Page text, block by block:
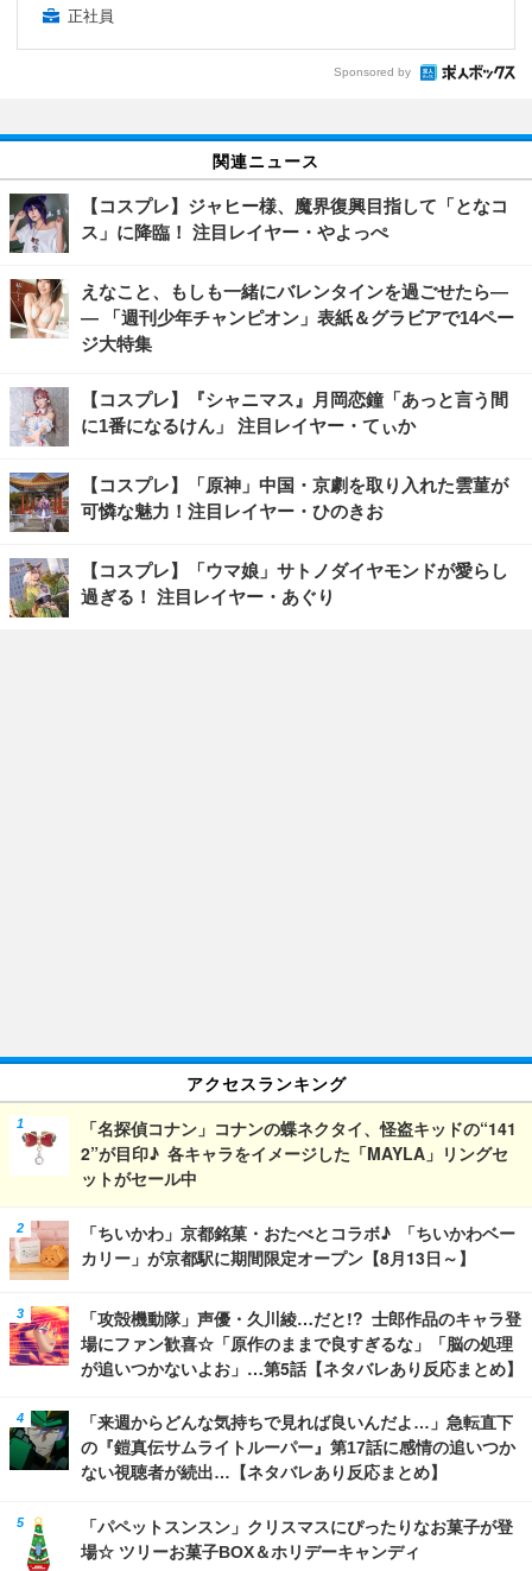
正社員
Sponsored by
関連ニュース
【コスプレ】ジャヒー様、魔界復興目指して「となコ
ス」に降臨！ 注目レイヤー・やよっぺ
えなこと、もしも一緒にバレンタインを過ごせたら―
― 「週刊少年チャンピオン」表紙＆グラビアで14ペー
ジ大特集
【コスプレ】『シャニマス』月岡恋鐘「あっと言う間
に1番になるけん」 注目レイヤー・てぃか
【コスプレ】「原神」中国・京劇を取り入れた雲菫が
可憐な魅力！注目レイヤー・ひのきお
【コスプレ】「ウマ娘」サトノダイヤモンドが愛らし
過ぎる！ 注目レイヤー・あぐり
アクセスランキング
「名探偵コナン」コナンの蝶ネクタイ、怪盗キッドの“141
2”が目印♪ 各キャラをイメージした「MAYLA」リングセ
ットがセール中
「ちいかわ」京都銘菓・おたべとコラボ♪ 「ちいかわベー
カリー」が京都駅に期間限定オープン【8月13日～】
「攻殻機動隊」声優・久川綾…だと!? 士郎作品のキャラ登
場にファン歓喜☆「原作のままで良すぎるな」「脳の処理
が追いつかないよお」…第5話【ネタバレあり反応まとめ】
「来週からどんな気持ちで見れば良いんだよ…」急転直下
の『鎧真伝サムライトルーパー』第17話に感情の追いつか
ない視聴者が続出…【ネタバレあり反応まとめ】
「パペットスンスン」クリスマスにぴったりなお菓子が登
場☆ ツリーお菓子BOX＆ホリデーキャンディ